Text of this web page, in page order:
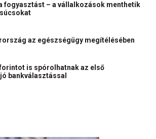
fogyasztást – a vállalkozások menthetik
az egészségügy megítélésében
is spórolhatnak az első
bankválasztással